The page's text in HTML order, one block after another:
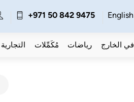
English
+971 50 842 9475
في الخارج رياضات مُكَمِّلات التجارية